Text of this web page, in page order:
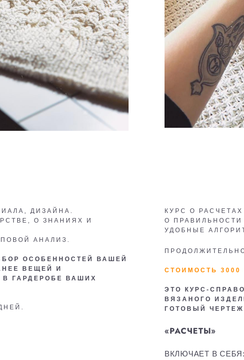
ДИЗАЙНА.
О ЗНАНИЯХ И
АНАЛИЗ.
ОСОБЕННОСТЕЙ ВАШЕЙ
ВЕЩЕЙ И
ГАРДЕРОБЕ ВАШИХ
КУРС О
О
УДОБНЫЕ
СТОИМОСТЬ 3000
ЭТО КУРС-
ВЯЗАНОГО
ГОТОВЫЙ
«РАСЧЕТЫ»
ВКЛЮЧАЕТ В СЕБЯ: